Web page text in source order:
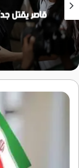
قاصر يقتل
14